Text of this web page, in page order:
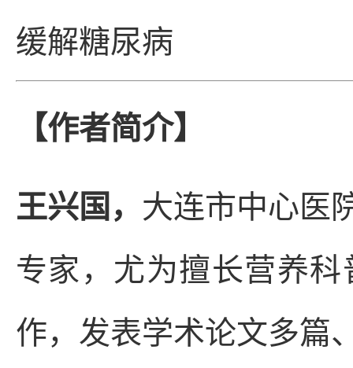
缓解糖尿病
【作者简介】
王兴国， 大连市中心医
专家，尤为擅长营养
作，发表学术论文多篇